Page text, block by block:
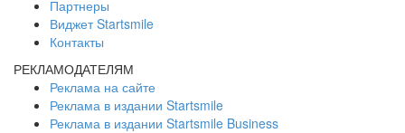
Партнеры
Виджет Startsmile
Контакты
РЕКЛАМОДАТЕЛЯМ
Реклама на сайте
Реклама в издании Startsmile
Реклама в издании Startsmile Business